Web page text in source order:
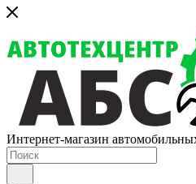
Интернет-магазин